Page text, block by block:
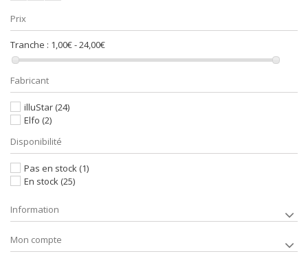
Prix
Tranche : 1,00€ - 24,00€
Fabricant
illuStar (24)
Elfo (2)
Disponibilité
Pas en stock (1)
En stock (25)
Information
Mon compte